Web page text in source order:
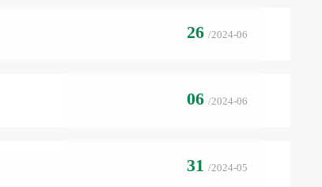
26 /2024-06
06 /2024-06
31 /2024-05